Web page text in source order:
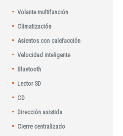
Volante multifunción
Climatización
Asientos con calefacción
Velocidad inteligente
Bluetooth
Lector SD
CD
Dirección asistida
Cierre centralizado